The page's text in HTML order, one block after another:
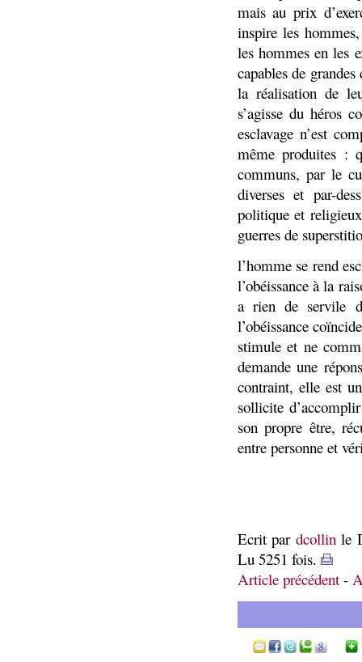
mais au prix
inspire les
les hommes en les
capables de
la réalisation de
s’agisse du héros
esclavage n’est
même produites :
communs, par le
diverses et par-
politique et
guerres de
l’homme se rend
l’obéissance à la
a rien de servile
l’obéissance
stimule et ne
demande une
contraint, elle est
sollicite
son propre être,
entre personne et
Ecrit par dcollinle
Lu 5251 fois.
Article précédent-